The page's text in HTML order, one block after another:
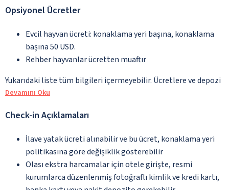
Opsiyonel Ücretler
Evcil hayvan ücreti: konaklama yeri başına, konaklama
başına 50 USD.
Rehber hayvanlar ücretten muaftır
Yukarıdaki liste tüm bilgileri içermeyebilir. Ücretlere ve depozi
Devamını Oku
Check-in Açıklamaları
İlave yatak ücreti alınabilir ve bu ücret, konaklama yeri
politikasına göre değişiklik gösterebilir
Olası ekstra harcamalar için otele girişte, resmi
kurumlarca düzenlenmiş fotoğraflı kimlik ve kredi kartı,